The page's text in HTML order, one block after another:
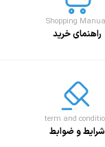
Shopping
راهنمای خرید
term and
شرایط و ضوابط